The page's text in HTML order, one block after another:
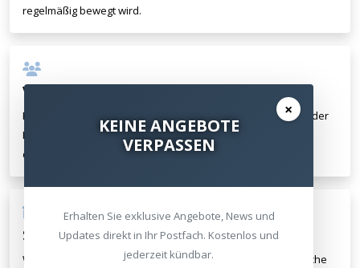
regelmäßig bewegt wird.
Vorführungen und Events
Filmabende bei Freunden, Sportübertragungen im Garten oder
Präsentationen unterwegs – die BB2H bringt den C2 sicher
dorthin, wo er gebraucht wird.
Saisonale Aufbewahrung
Wer den Beamer nur zeitweise nutzt, schützt ihn in der Tasche
×
KEINE ANGEBOTE
VERPASSEN
Erhalten Sie exklusive Angebote, News und
Updates direkt in Ihr Postfach. Kostenlos und
jederzeit kündbar.